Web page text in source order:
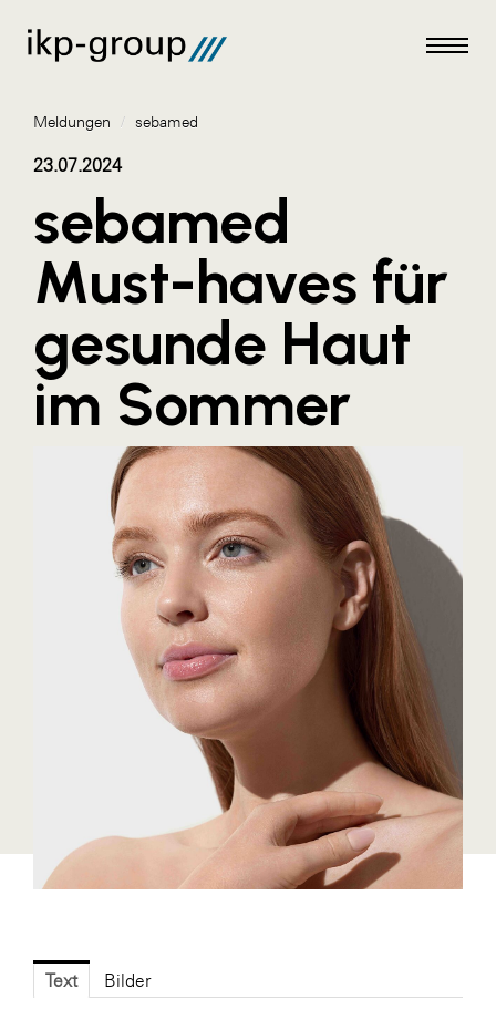
Meldungen
AKTUELLES
ALEX Krems
Amazon Web Services
Artweger
AustroCel Hallein
Blaguss
Bundesverband Sonnenschutztechnik
Cineplexx
Colmobil Austria
Controller Institut
Designer Outlets Parndorf und Salzburg
Essity
foodaffairs
Fressnapf
Meldungen / sebamed
23.07.2024
sebamed
Must-haves für
gesunde Haut
im Sommer
Text Bilder